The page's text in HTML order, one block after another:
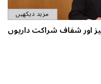
مزید دیکھیں
اور شفاف شراکت داریوں